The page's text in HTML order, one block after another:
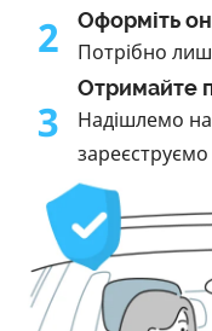
2 Оформіть
Потрібно
3
Отримайте
Надішлемо на